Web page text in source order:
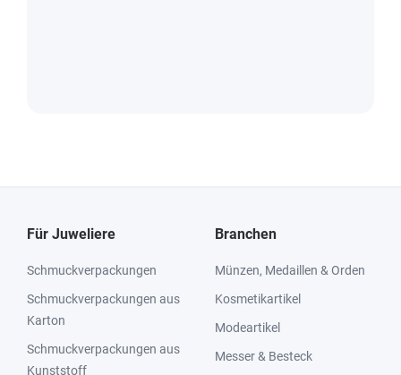
Für Juweliere
Schmuckverpackungen
Schmuckverpackungen aus
Karton
Schmuckverpackungen aus
Kunststoff
Branchen
Münzen, Medaillen & Orden
Kosmetikartikel
Modeartikel
Messer & Besteck